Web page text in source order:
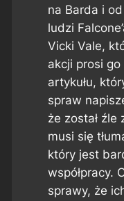
na Barda i
ludzi
Vicki Vale,
akcji prosi
artykułu,
spraw
że został źle
musi się
który jest
współpracy.
sprawy, że